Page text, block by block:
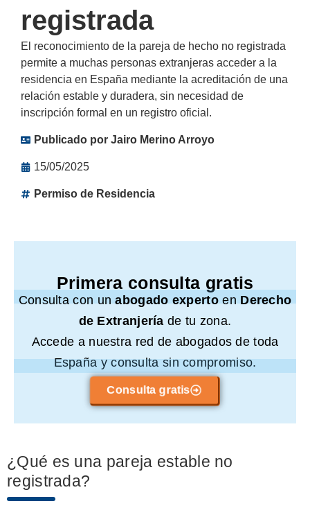
registrada
El reconocimiento de la pareja de hecho no registrada
permite a muchas personas extranjeras acceder a la
residencia en España mediante la acreditación de una
relación estable y duradera, sin necesidad de
inscripción formal en un registro oficial.
Publicado por Jairo Merino Arroyo
15/05/2025
Permiso de Residencia
Primera consulta gratis
Consulta con unabogado expertoen Derecho
de Extranjeríade tu zona.
Accede a nuestra red de abogados de toda
España y consulta sin compromiso.
Consulta gratis
¿Qué es una pareja estable no
registrada?